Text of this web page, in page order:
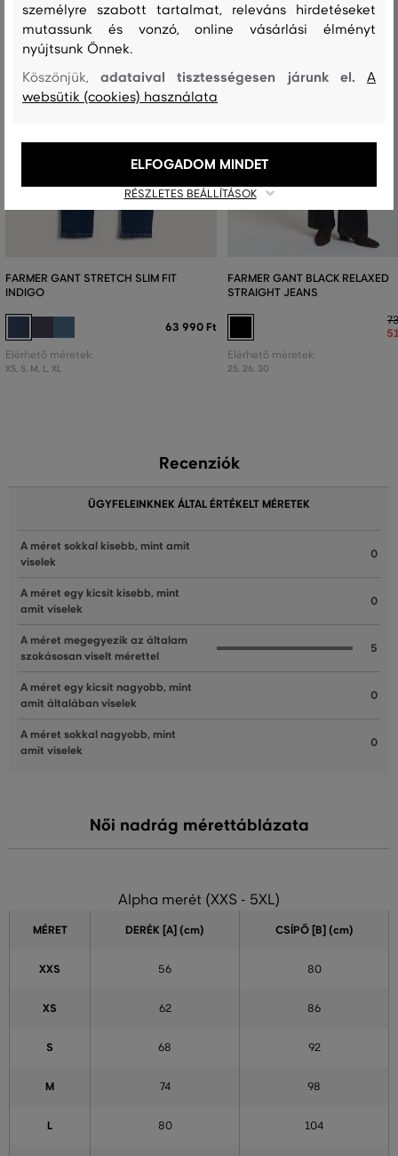
FARMER GANT STRETCH SLIM FIT
INDIGO
63 990 Ft
Elérhető méretek:
XS, S, M, L, XL
FARMER GANT BLACK RELAXED
STRAIGHT JEANS
Elérhető méretek:
25, 26, 30
Recenziók
ÜGYFELEINKNEK ÁLTAL ÉRTÉKELT MÉRETEK
A méret sokkal kisebb, mint amit
viselek
0
A méret egy kicsit kisebb, mint
amit viselek
0
A méret megegyezik az általam
szokásosan viselt mérettel
5
A méret egy kicsit nagyobb, mint
amit általában viselek
0
A méret sokkal nagyobb, mint
amit viselek
0
Női nadrág mérettáblázata
Alpha merét (XXS - 5XL)
MÉRET DERÉK [A] (cm) CSÍPŐ [B] (cm)
XXS 56 80
XS 62 86
S 68 92
M 74 98
L 80 104
személyre szabott tartalmat, releváns hirdetéseket
mutassunk és vonzó, online vásárlási élményt
nyújtsunk Önnek.
Köszönjük,adataival tisztességesen járunk el.A
websütik (cookies) használata
RÉSZLETES BEÁLLÍTÁSOK
ELFOGADOM MINDET